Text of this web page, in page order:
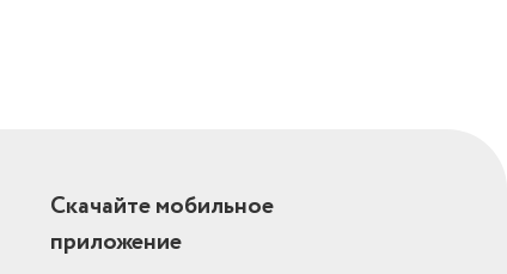
Скачайте мобильное
приложение